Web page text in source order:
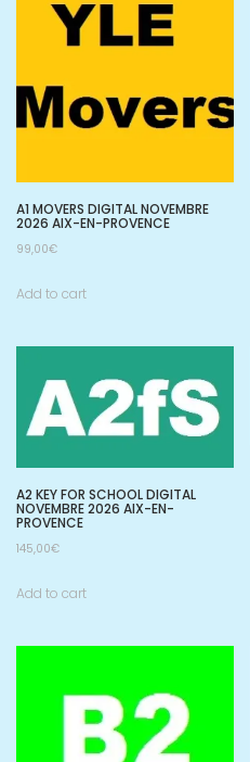
A1 MOVERS DIGITAL NOVEMBRE
2026 AIX-EN-PROVENCE
99,00€
Add to cart
A2 KEY FOR SCHOOL DIGITAL
NOVEMBRE 2026 AIX-EN-
PROVENCE
145,00€
Add to cart